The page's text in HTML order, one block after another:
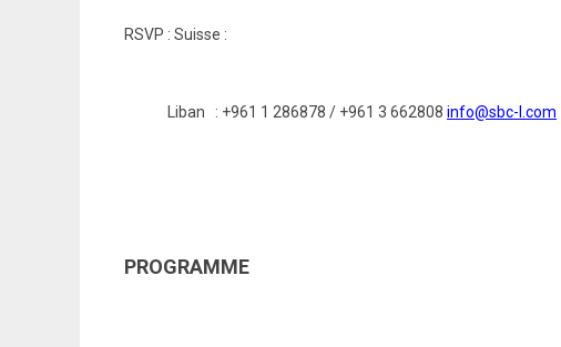
RSVP : Suisse :
Liban : +961 1 286878 / +961 3 662808 info@sbc-l.com
PROGRAMME